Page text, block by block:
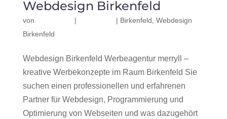
Webdesign Birkenfeld
von | | Birkenfeld Webdesign
Birkenfeld
Webdesign Birkenfeld Werbeagentur merryll –
kreative Werbekonzepte im Raum Birkenfeld Sie
suchen einen professionellen und erfahrenen
Partner für Webdesign, Programmierung und
Optimierung von Webseiten und was dazugehört